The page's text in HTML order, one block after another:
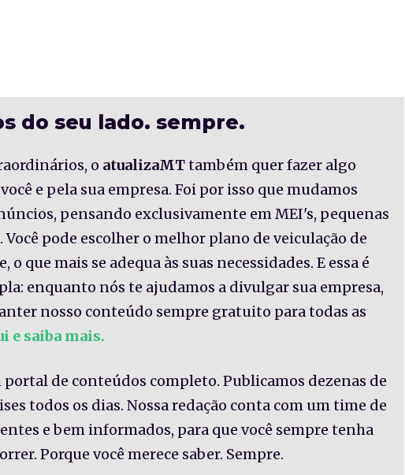
do seu lado. sempre.
o atualizaMTtambém quer fazer algo
e pela sua empresa. Foi por isso que mudamos
pensando exclusivamente em MEI's, pequenas
Você pode escolher o melhor plano de veiculação de
o que mais se adequa às suas necessidades. E essa é
enquanto nós te ajudamos a divulgar sua empresa,
nosso conteúdo sempre gratuito para todas as
e saiba mais.
portal de conteúdos completo. Publicamos dezenas de
todos os dias. Nossa redação conta com um time de
e bem informados, para que você sempre tenha
Porque você merece saber. Sempre.